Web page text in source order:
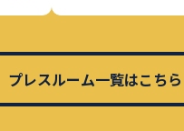
プレスルーム一覧はこちら